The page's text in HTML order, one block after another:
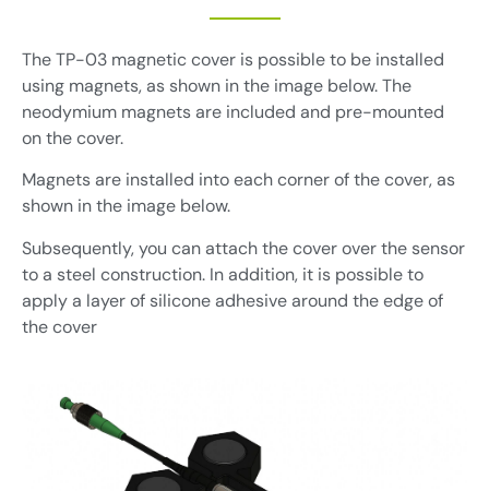
The TP-03 magnetic cover is possible to be installed
using magnets, as shown in the image below. The
neodymium magnets are included and pre-mounted
on the cover.
Magnets are installed into each corner of the cover, as
shown in the image below.
Subsequently, you can attach the cover over the sensor
to a steel construction. In addition, it is possible to
apply a layer of silicone adhesive around the edge of
the cover